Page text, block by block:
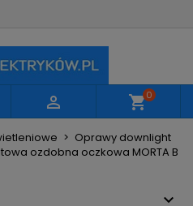
 shopping_cart0
Oprawy downlight
ozdobna oczkowa MORTA B
Utwórz listę życzeń
zapisać produkty na
Anuluj Zaloguj się